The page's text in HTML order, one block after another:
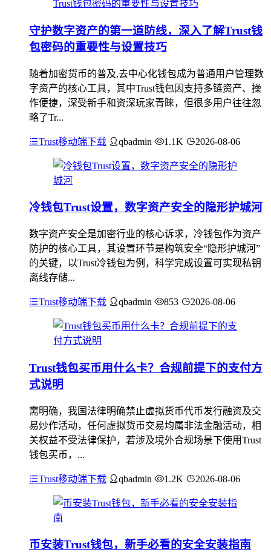
守护数字资产的第一道防线，深入了解Trust钱
包密码的重要性与设置技巧
随着加密货币的普及,去中心化钱包成为普通用户管理数
字资产的核心工具，其中Trust钱包因支持多链资产、操
作便捷，深受新手和资深玩家青睐，但很多用户往往忽
略了Tr...
Trust移动端下载 qbadmin 1.1K 2026-08-06
冷钱包Trust设置，数字资产安全的隐形护城河
数字资产安全是加密行业的核心诉求，冷钱包作为资产
防护的核心工具，其设置环节是构筑安全“隐形护城河”
的关键，以Trust冷钱包为例，科学完成设置可实现私钥
离线存储...
Trust移动端下载 qbadmin 853 2026-08-06
Trust钱包买币用什么卡？合规前提下的支付方
式说明
需明确，我国法律明确禁止虚拟货币代币发行融资及交
易炒作活动，任何虚拟货币交易均属非法金融活动，相
关权益不受法律保护，若涉及境外合规场景下使用Trust
钱包买币，...
Trust移动端下载 qbadmin 1.2K 2026-08-06
币安装Trust钱包，新手必看的安全安装指南